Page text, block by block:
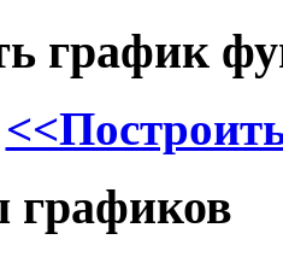
график